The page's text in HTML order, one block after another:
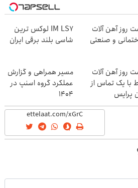
روز آهن آلات
و صنعتی
IM LS7 لوکس ترین
شاسی بلند برقی ایران
روز آهن آلات
با یک تماس از
پرایس
مسیر همراهی و گزارش
عملکرد گروه اسنپ در
۱۴۰۴